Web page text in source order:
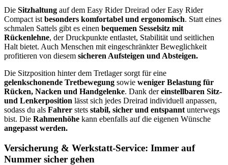
Die Sitzhaltung auf dem Easy Rider Dreirad oder Easy Rider
Compact ist besonders komfortabel und ergonomisch. Statt eines
schmalen Sattels gibt es einen bequemen Sesselsitz mit
Rückenlehne, der Druckpunkte entlastet, Stabilität und seitlichen
Halt bietet. Auch Menschen mit eingeschränkter Beweglichkeit
profitieren von diesem sicheren Aufsteigen und Absteigen.
Die Sitzposition hinter dem Tretlager sorgt für eine
gelenkschonende Tretbewegung sowie weniger Belastung für
Rücken, Nacken und Handgelenke. Dank dereinstellbaren Sitz-
und Lenkerposition lässt sich jedes Dreirad individuell anpassen,
sodass du als Fahrer stets stabil, sicher und entspannt unterwegs
bist. Die Rahmenhöhe kann ebenfalls auf die eigenen Wünsche
angepasst werden.
Versicherung & Werkstatt-Service: Immer auf
Nummer sicher gehen